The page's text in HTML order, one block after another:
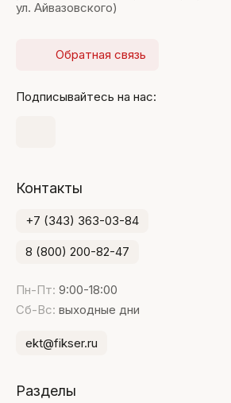
ул. Айвазовского)
Обратная связь
Подписывайтесь на нас:
Контакты
+7 (343) 363-03-84
8 (800) 200-82-47
Пн-Пт: 9:00-18:00
Сб-Вс: выходные дни
ekt@fikser.ru
Разделы